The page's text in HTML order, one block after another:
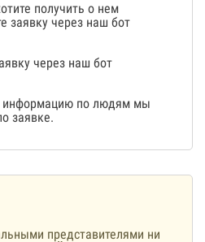
получить о нем
заявку через наш бот
через наш бот
информацию по людям мы
заявке.
представителями ни